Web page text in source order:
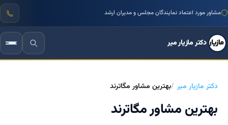
مشاور مورد اعتماد نمایندگان مجلس و مدیران ارشد
دکتر مازیار میر
دکتر مازیار میر بهترین مشاور مگاترند
بهترین مشاور مگاترند